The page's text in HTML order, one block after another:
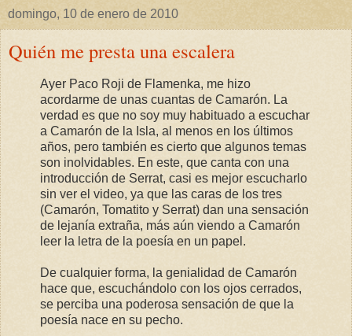
domingo, 10 de enero de 2010
Quién me presta una escalera
Ayer Paco Roji de Flamenka, me hizo
acordarme de unas cuantas de Camarón. La
verdad es que no soy muy habituado a escuchar
a Camarón de la Isla, al menos en los últimos
años, pero también es cierto que algunos temas
son inolvidables. En este, que canta con una
introducción de Serrat, casi es mejor escucharlo
sin ver el video, ya que las caras de los tres
(Camarón, Tomatito y Serrat) dan una sensación
de lejanía extraña, más aún viendo a Camarón
leer la letra de la poesía en un papel.
De cualquier forma, la genialidad de Camarón
hace que, escuchándolo con los ojos cerrados,
se perciba una poderosa sensación de que la
poesía nace en su pecho.